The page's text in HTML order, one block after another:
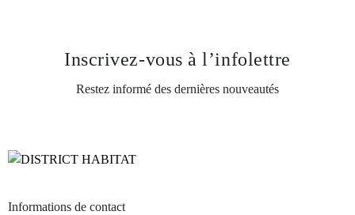
Inscrivez-vous à l’infolettre
Restez informé des dernières nouveautés
Informations de contact